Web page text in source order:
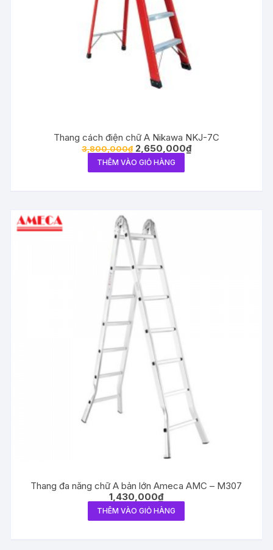
Thang cách điện chữ A Nikawa NKJ-7C
3,800,000₫ 2,650,000₫
THÊM VÀO GIỎ HÀNG
Thang đa năng chữ A bản lớn Ameca AMC – M307
1,430,000₫
THÊM VÀO GIỎ HÀNG